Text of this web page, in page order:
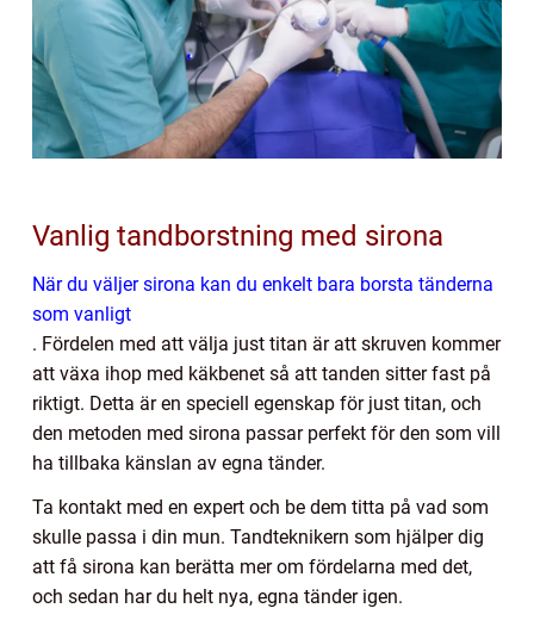
Vanlig tandborstning med sirona
När du väljer sirona kan du enkelt bara borsta tänderna
som vanligt
. Fördelen med att välja just titan är att skruven kommer
att växa ihop med käkbenet så att tanden sitter fast på
riktigt. Detta är en speciell egenskap för just titan, och
den metoden med sirona passar perfekt för den som vill
ha tillbaka känslan av egna tänder.
Ta kontakt med en expert och be dem titta på vad som
skulle passa i din mun. Tandteknikern som hjälper dig
att få sirona kan berätta mer om fördelarna med det,
och sedan har du helt nya, egna tänder igen.